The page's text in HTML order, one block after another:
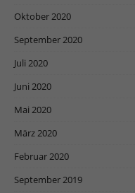
Oktober 2020
September 2020
Juli 2020
Juni 2020
Mai 2020
März 2020
Februar 2020
September 2019